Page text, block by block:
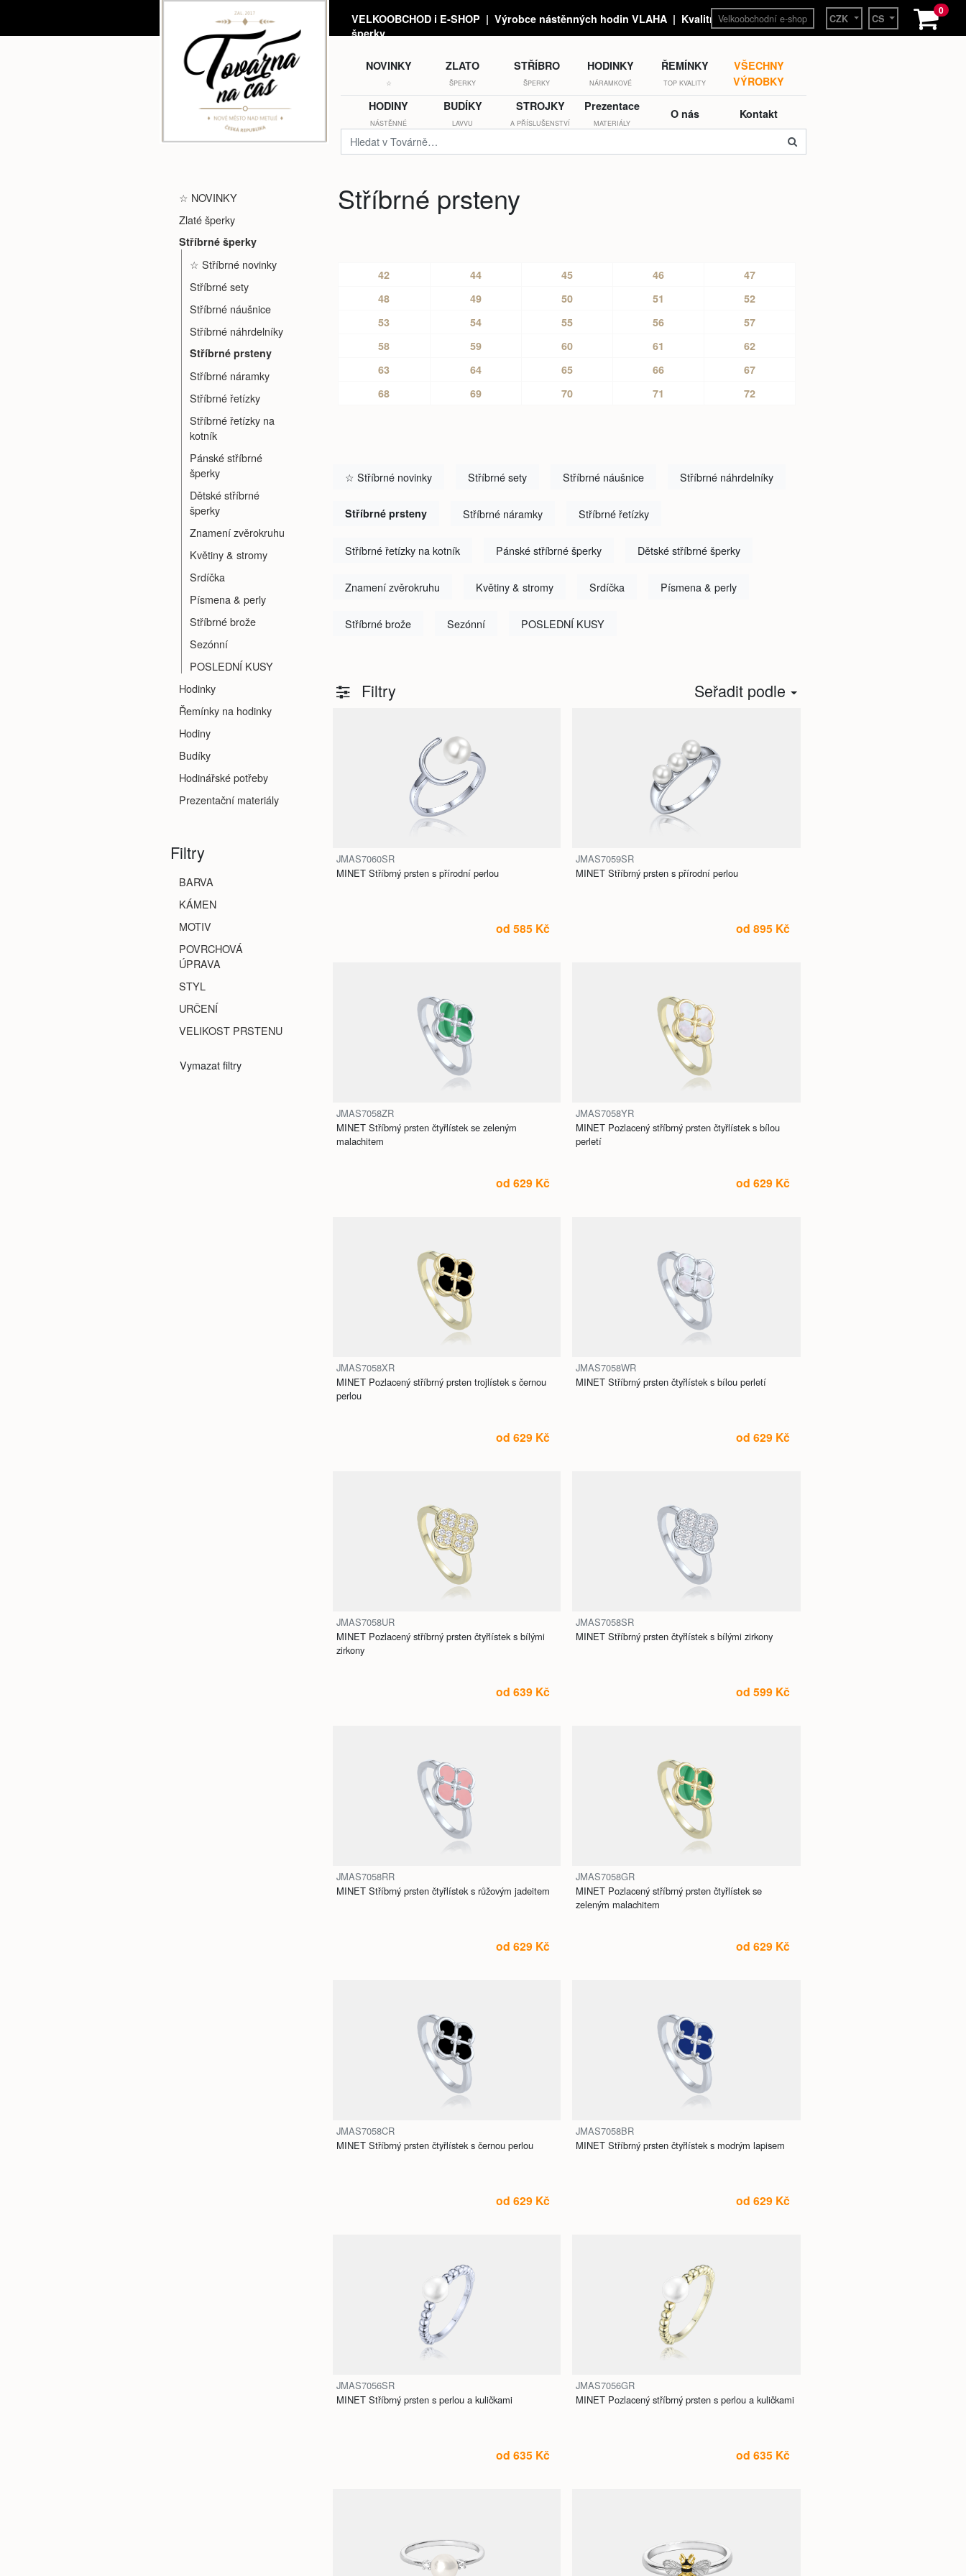
Velkoobchodní e-shop CZK CS
0
VELKOOBCHOD i E-SHOP | Výrobce nástěnných hodin VLAHA | Kvalitní hodinky a
šperky
NOVINKY
☆
ZLATO
ŠPERKY
STŘÍBRO
ŠPERKY
HODINKY
NÁRAMKOVÉ
ŘEMÍNKY
TOP KVALITY
VŠECHNY
VÝROBKY
HODINY
NÁSTĚNNÉ
BUDÍKY
LAVVU
STROJKY
A PŘÍSLUŠENSTVÍ
Prezentace
MATERIÁLY
O nás Kontakt
☆ NOVINKY
Zlaté šperky
Stříbrné šperky
☆ Stříbrné novinky
Stříbrné sety
Stříbrné náušnice
Stříbrné náhrdelníky
Stříbrné prsteny
Stříbrné náramky
Stříbrné řetízky
Stříbrné řetízky na
kotník
Pánské stříbrné
šperky
Dětské stříbrné
šperky
Znamení zvěrokruhu
Květiny & stromy
Srdíčka
Písmena & perly
Stříbrné brože
Sezónní
POSLEDNÍ KUSY
Hodinky
Řemínky na hodinky
Hodiny
Budíky
Hodinářské potřeby
Prezentační materiály
Filtry
BARVA
KÁMEN
MOTIV
POVRCHOVÁ
ÚPRAVA
STYL
URČENÍ
VELIKOST PRSTENU
Vymazat filtry
Stříbrné prsteny
42 44 45 46
47
48
49 50 51
52
53
54 55 56
57
58
59 60 61
62
63
64 65 66
67
68
69 70 71 72
☆ Stříbrné novinky Stříbrné sety Stříbrné náušnice Stříbrné náhrdelníky
Stříbrné prsteny Stříbrné náramky Stříbrné řetízky
Stříbrné řetízky na kotník Pánské stříbrné šperky Dětské stříbrné šperky
Znamení zvěrokruhu Květiny & stromy Srdíčka Písmena & perly
Stříbrné brože Sezónní POSLEDNÍ KUSY
Filtry Seřadit podle
JMAS7060SR
MINET Stříbrný prsten s přírodní perlou
od 585 Kč
JMAS7059SR
MINET Stříbrný prsten s přírodní perlou
od 895 Kč
JMAS7058ZR
MINET Stříbrný prsten čtyřlístek se zeleným
malachitem
od 629 Kč
JMAS7058YR
MINET Pozlacený stříbrný prsten čtyřlístek s bílou
perletí
od 629 Kč
JMAS7058XR
MINET Pozlacený stříbrný prsten trojlístek s černou
perlou
od 629 Kč
JMAS7058WR
MINET Stříbrný prsten čtyřlístek s bílou perletí
od 629 Kč
JMAS7058UR
MINET Pozlacený stříbrný prsten čtyřlístek s bílými
zirkony
od 639 Kč
JMAS7058SR
MINET Stříbrný prsten čtyřlístek s bílými zirkony
od 599 Kč
JMAS7058RR
MINET Stříbrný prsten čtyřlístek s růžovým jadeitem
od 629 Kč
JMAS7058GR
MINET Pozlacený stříbrný prsten čtyřlístek se
zeleným malachitem
od 629 Kč
JMAS7058CR
MINET Stříbrný prsten čtyřlístek s černou perlou
od 629 Kč
JMAS7058BR
MINET Stříbrný prsten čtyřlístek s modrým lapisem
od 629 Kč
JMAS7056SR
MINET Stříbrný prsten s perlou a kuličkami
od 635 Kč
JMAS7056GR
MINET Pozlacený stříbrný prsten s perlou a kuličkami
od 635 Kč